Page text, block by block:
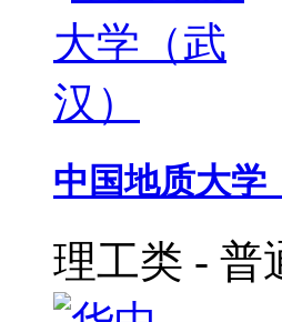
中国地质大学
理工类 - 普